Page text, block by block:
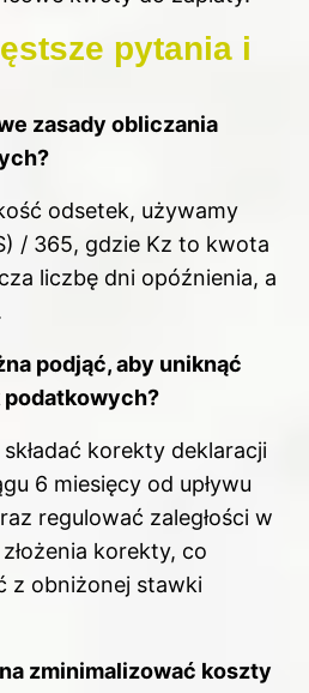
pytania i
zasady obliczania
odsetek, używamy
/ 365, gdzie Kz to kwota
liczbę dni opóźnienia, a
podjąć, aby uniknąć
podatkowych?
korekty deklaracji
6 miesięcy od upływu
regulować zaległości w
korekty, co
z obniżonej stawki
zminimalizować koszty